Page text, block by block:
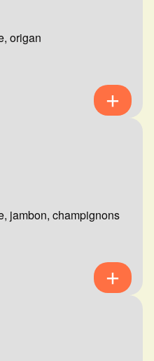
origan
jambon, champignons